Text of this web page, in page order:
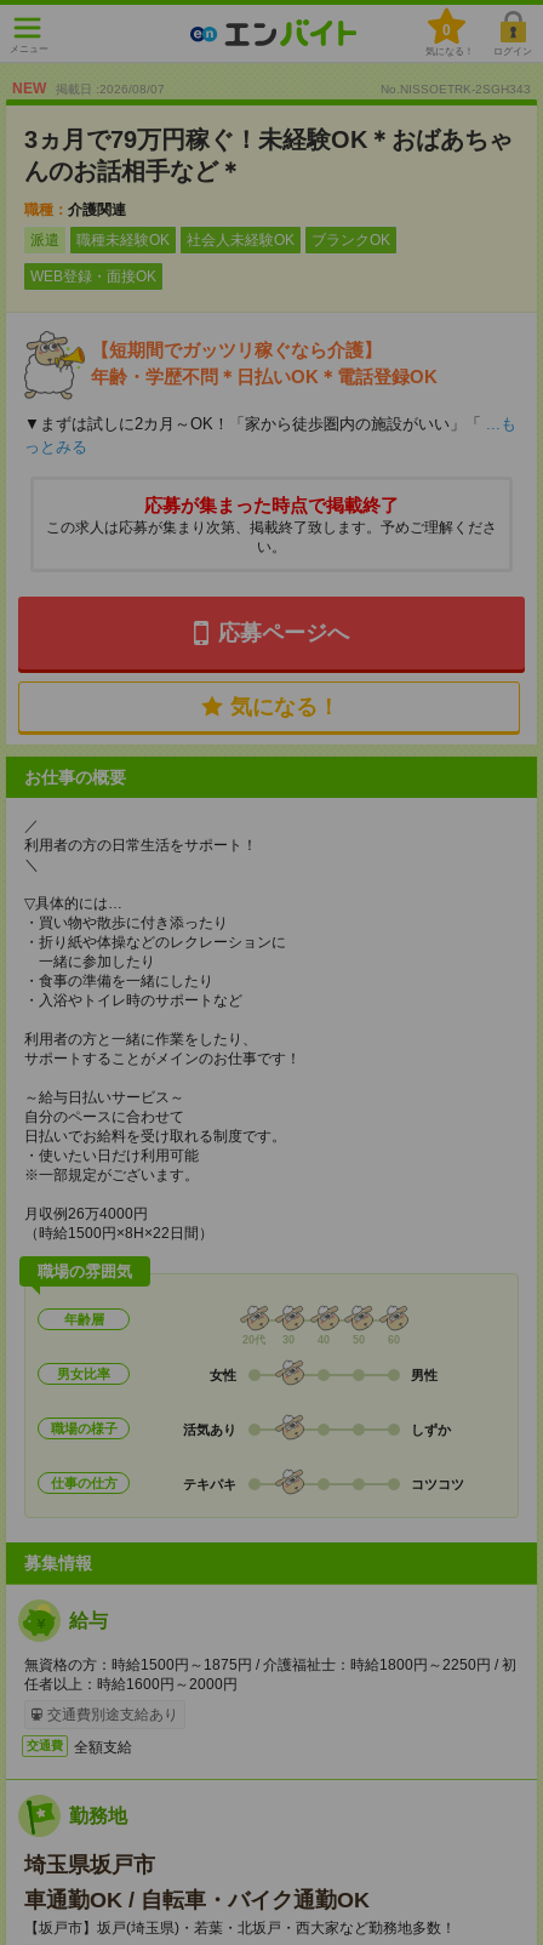
メニュー
0
気になる！ ログイン
NEW 掲載日 :2026/08/07 No.NISSOETRK-2SGH343
3ヵ月で79万円稼ぐ！未経験OK＊おばあちゃ
んのお話相手など＊
職種： 介護関連
派遣
職種未経験OK 社会人未経験OK ブランクOK
WEB登録・面接OK
【短期間でガッツリ稼ぐなら介護】
年齢・学歴不問＊日払いOK＊電話登録OK
▼まずは試しに2カ月～OK！「家から徒歩圏内の施設がいい」「 ...も
っとみる
応募が集まった時点で掲載終了
この求人は応募が集まり次第、掲載終了致します。予めご理解くださ
い。
応募ページへ
気になる！
お仕事の概要
／
利用者の方の日常生活をサポート！
＼
▽具体的には…
・買い物や散歩に付き添ったり
・折り紙や体操などのレクレーションに
一緒に参加したり
・食事の準備を一緒にしたり
・入浴やトイレ時のサポートなど
利用者の方と一緒に作業をしたり、
サポートすることがメインのお仕事です！
～給与日払いサービス～
自分のペースに合わせて
日払いでお給料を受け取れる制度です。
・使いたい日だけ利用可能
※一部規定がございます。
月収例26万4000円
（時給1500円×8H×22日間）
職場の雰囲気
年齢層
20代 30 40 50 60
男女比率 女性 男性
職場の様子 活気あり しずか
仕事の仕方 テキパキ コツコツ
募集情報
給与
無資格の方：時給1500円～1875円 / 介護福祉士：時給1800円～2250円 / 初
任者以上：時給1600円～2000円
交通費別途支給あり
交通費 全額支給
勤務地
埼玉県坂戸市
車通勤OK / 自転車・バイク通勤OK
【坂戸市】坂戸(埼玉県)・若葉・北坂戸・西大家など勤務地多数！